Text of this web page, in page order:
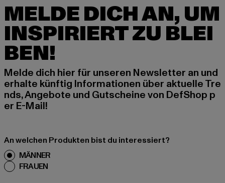
MELDE DICH AN, UM
INSPIRIERT ZU BLEI
BEN!
Melde dich hier für unseren Newsletter an und
erhalte künftig Informationen über aktuelle Tre
nds, Angebote und Gutscheine von DefShop p
er E-Mail!
An welchen Produkten bist du interessiert?
MÄNNER
FRAUEN